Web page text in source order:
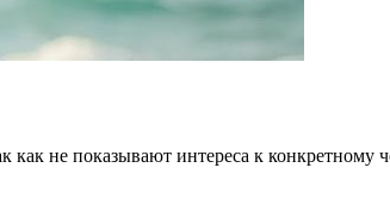
как не показывают интереса к конкретному